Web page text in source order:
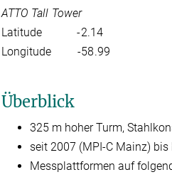
ATTO Tall Tower
Latitude -2.14
Longitude -58.99
Überblick
325 m hoher Turm,
seit 2007 (MPI-C Mainz) bis
Messplattformen auf